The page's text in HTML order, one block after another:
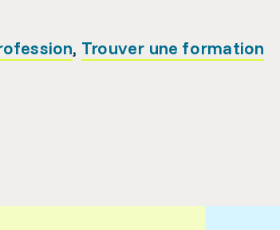
, Trouver une formation